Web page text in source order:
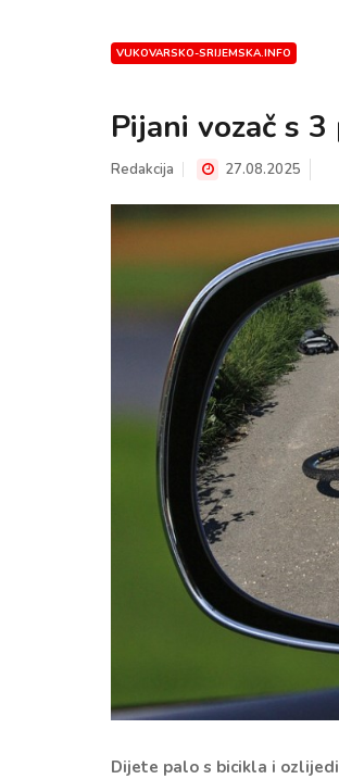
VUKOVARSKO-SRIJEMSKA.INFO
Pijani vozač s
Redakcija 27.08.2025
Dijete palo s bicikla i